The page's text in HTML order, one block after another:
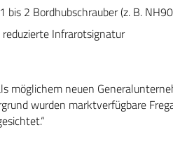
bis 2 Bordhubschrauber (z. B.
Infrarotsignatur
möglichem neuen
wurden marktverfügbare
“